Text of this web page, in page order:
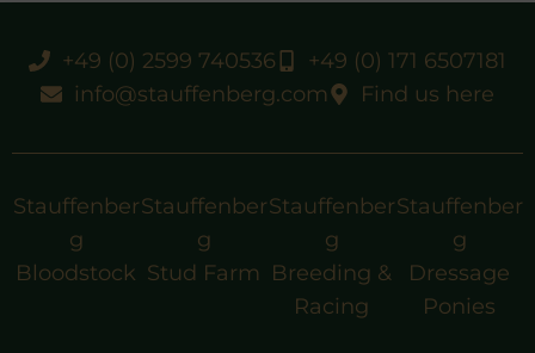
+49 (0) 2599 740536
+49 (0) 171 6507181
info@stauffenberg.com
Find us here
Stauffenber
g
Bloodstock
Stauffenber
g
Stud Farm
Stauffenber
g
Breeding &
Racing
Stauffenber
g
Dressage
Ponies